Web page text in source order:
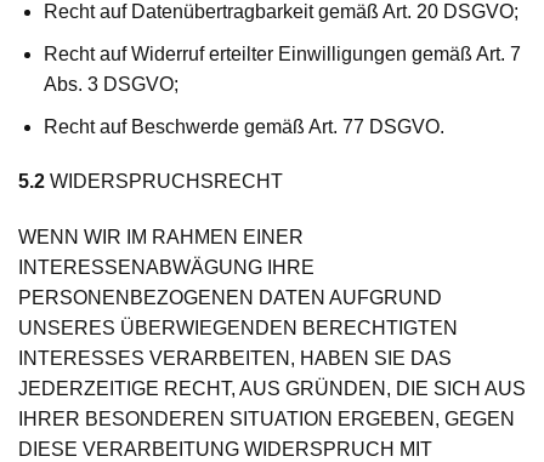
Recht auf Datenübertragbarkeit gemäß Art. 20 DSGVO;
Recht auf Widerruf erteilter Einwilligungen gemäß Art. 7
Abs. 3 DSGVO;
Recht auf Beschwerde gemäß Art. 77 DSGVO.
5.2 WIDERSPRUCHSRECHT
WENN WIR IM RAHMEN EINER
INTERESSENABWÄGUNG IHRE
PERSONENBEZOGENEN DATEN AUFGRUND
UNSERES ÜBERWIEGENDEN BERECHTIGTEN
INTERESSES VERARBEITEN, HABEN SIE DAS
JEDERZEITIGE RECHT, AUS GRÜNDEN, DIE SICH AUS
IHRER BESONDEREN SITUATION ERGEBEN, GEGEN
DIESE VERARBEITUNG WIDERSPRUCH MIT